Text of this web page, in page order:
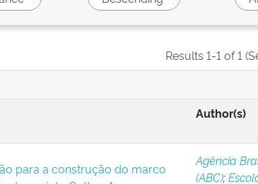
Results 1-1 of 1
Author(s)
para a construção do marco
Agência
(ABC);